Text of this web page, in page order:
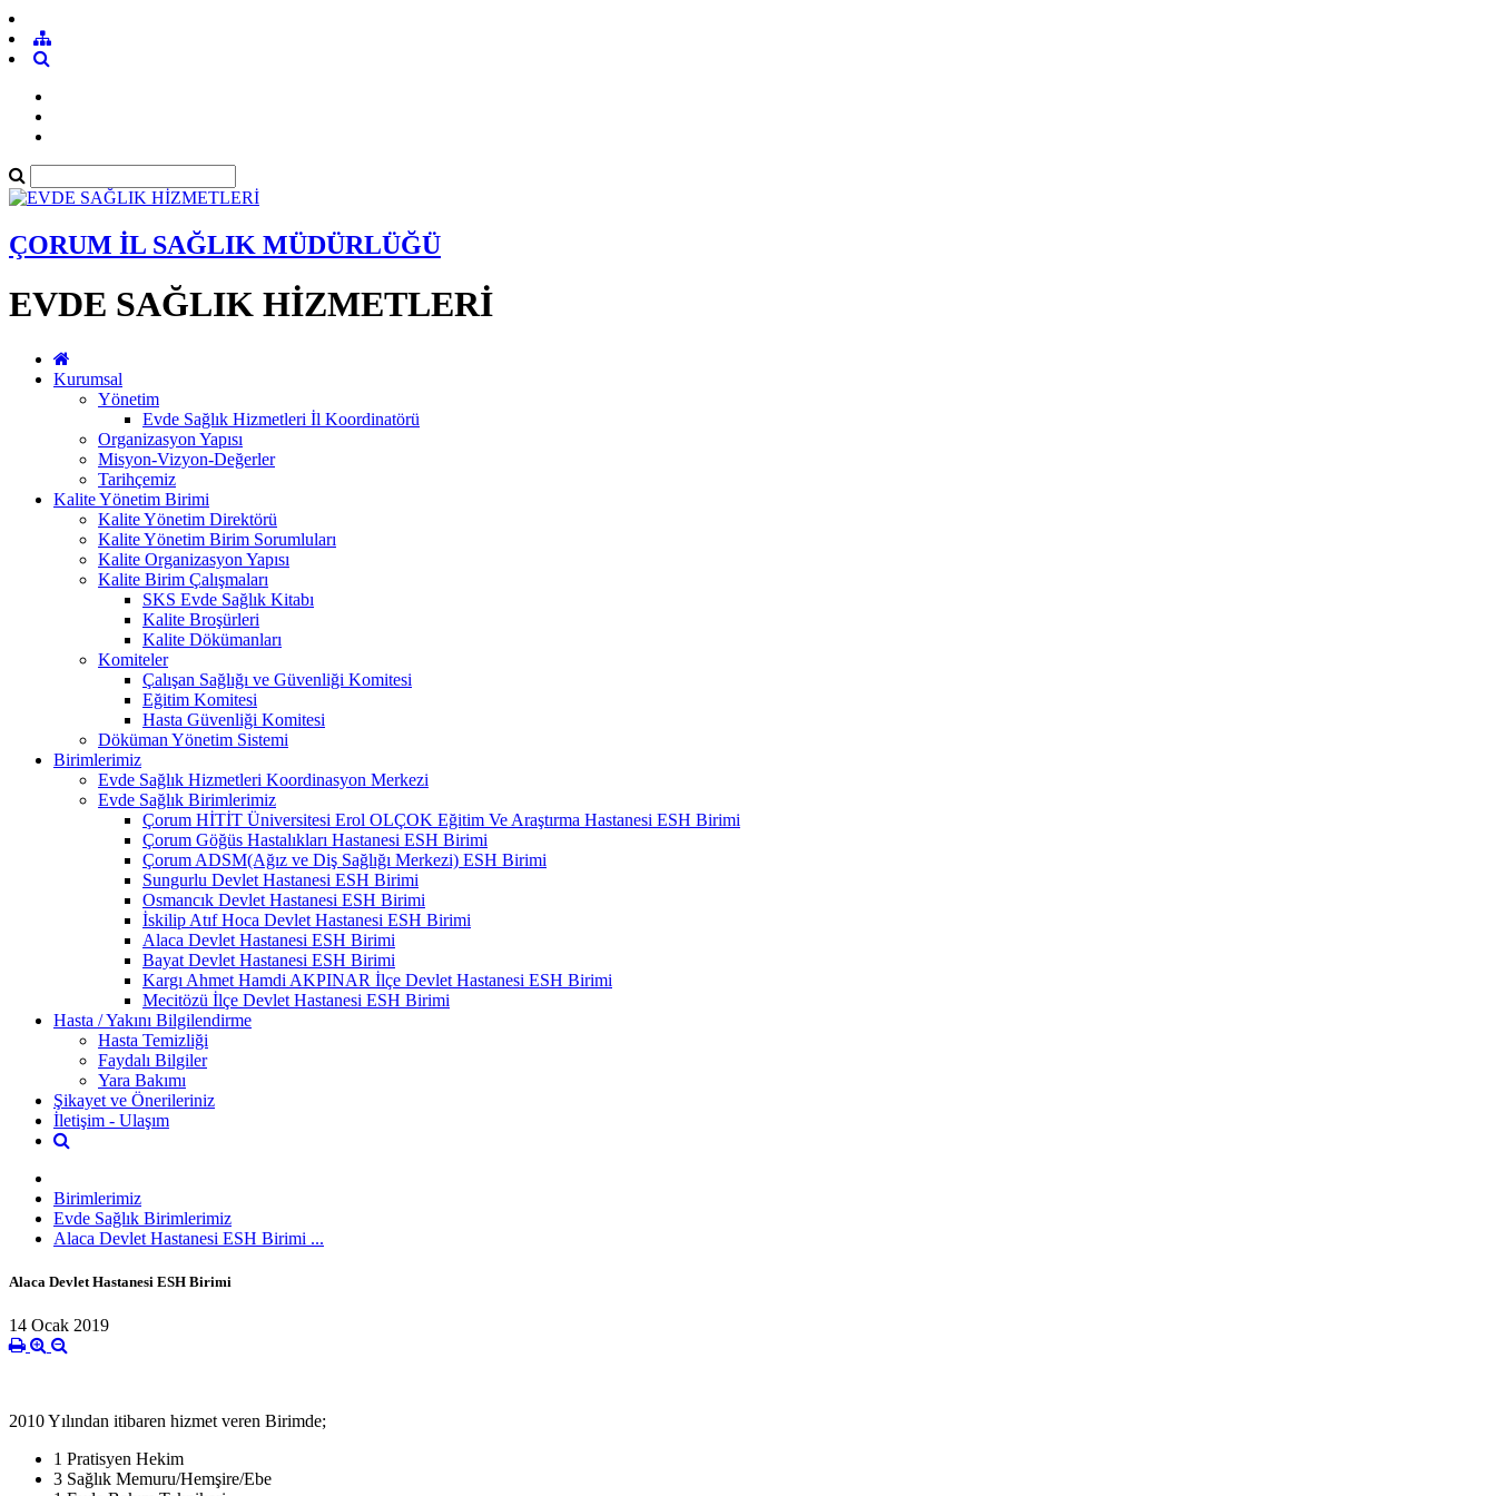
ÇORUM İL SAĞLIK MÜDÜRLÜĞÜ
EVDE SAĞLIK HİZMETLERİ
Kurumsal
Yönetim
Evde Sağlık Hizmetleri İl Koordinatörü
Organizasyon Yapısı
Misyon-Vizyon-Değerler
Tarihçemiz
Kalite Yönetim Birimi
Kalite Yönetim Direktörü
Kalite Yönetim Birim Sorumluları
Kalite Organizasyon Yapısı
Kalite Birim Çalışmaları
SKS Evde Sağlık Kitabı
Kalite Broşürleri
Kalite Dökümanları
Komiteler
Çalışan Sağlığı ve Güvenliği Komitesi
Eğitim Komitesi
Hasta Güvenliği Komitesi
Döküman Yönetim Sistemi
Birimlerimiz
Evde Sağlık Hizmetleri Koordinasyon Merkezi
Evde Sağlık Birimlerimiz
Çorum HİTİT Üniversitesi Erol OLÇOK Eğitim Ve Araştırma Hastanesi ESH Birimi
Çorum Göğüs Hastalıkları Hastanesi ESH Birimi
Çorum ADSM(Ağız ve Diş Sağlığı Merkezi) ESH Birimi
Sungurlu Devlet Hastanesi ESH Birimi
Osmancık Devlet Hastanesi ESH Birimi
İskilip Atıf Hoca Devlet Hastanesi ESH Birimi
Alaca Devlet Hastanesi ESH Birimi
Bayat Devlet Hastanesi ESH Birimi
Kargı Ahmet Hamdi AKPINAR İlçe Devlet Hastanesi ESH Birimi
Mecitözü İlçe Devlet Hastanesi ESH Birimi
Hasta / Yakını Bilgilendirme
Hasta Temizliği
Faydalı Bilgiler
Yara Bakımı
Şikayet ve Önerileriniz
İletişim - Ulaşım
Birimlerimiz
Evde Sağlık Birimlerimiz
Alaca Devlet Hastanesi ESH Birimi ...
Alaca Devlet Hastanesi ESH Birimi
14 Ocak 2019
2010 Yılından itibaren hizmet veren Birimde;
1 Pratisyen Hekim
3 Sağlık Memuru/Hemşire/Ebe